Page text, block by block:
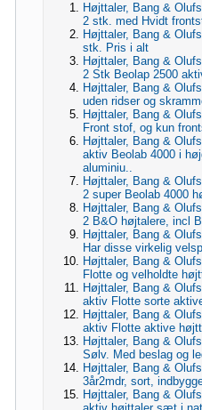
Højttaler, Bang &
2 stk. med Hvidt
Højttaler, Bang &
stk. Pris i alt
Højttaler, Bang &
2 Stk Beolap 2500
Højttaler, Bang &
uden ridser og
Højttaler, Bang &
Front stof, og kun
Højttaler, Bang &
aktiv Beolab 4000 i
aluminiu..
Højttaler, Bang &
2 super Beolab 4000
Højttaler, Bang &
2 B&O højtalere, incl
Højttaler, Bang &
Har disse virkelig
Højttaler, Bang &
Flotte og velholdte
Højttaler, Bang &
aktiv Flotte sorte
Højttaler, Bang &
aktiv Flotte aktive
Højttaler, Bang &
Sølv. Med beslag og
Højttaler, Bang &
3år2mdr, sort,
Højttaler, Bang &